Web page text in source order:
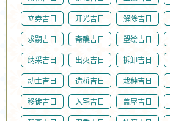
立券吉日 开光吉日 解除吉日
求嗣吉日 斋醮吉日 塑绘吉日
纳采吉日 出火吉日 拆卸吉日
动土吉日 造桥吉日 栽种吉日
移徙吉日 入宅吉日 盖屋吉日